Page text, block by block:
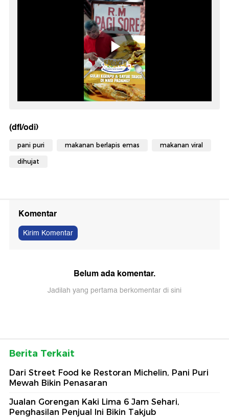
(dfl/odi)
pani puri makanan berlapis emas makanan viral
dihujat
Komentar
Kirim Komentar
Belum ada komentar.
Jadilah yang pertama berkomentar di sini
Berita Terkait
Dari Street Food ke Restoran Michelin, Pani Puri
Mewah Bikin Penasaran
Jualan Gorengan Kaki Lima 6 Jam Sehari,
Penghasilan Penjual Ini Bikin Takjub